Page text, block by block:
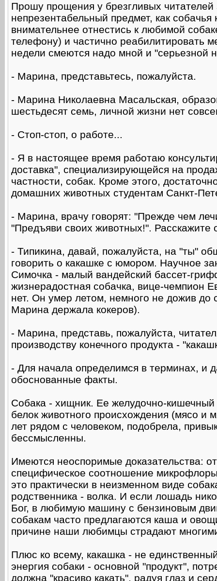
Прошу прощения у брезгливых
непрезентабельный предмет, как
внимательнее отнестись к любимой
телефону) и частично реабилитировать
недели смеются надо мной и "серьезной
- Марина, представьтесь, пожалуйста.
- Марина Николаевна Масальская,
шестьдесят семь, личной жизни нет
- Стоп-стоп, о работе...
- Я в настоящее время работаю
доставка", специализирующейся на
частности, собак. Кроме этого,
домашних животных студентам Санкт-
- Марина, врачу говорят: "Прежде чем
"Предъяви своих животных!". Расскажите
- Типикина, давай, пожалуйста, на "ты"
говорить о какашке с юмором. Научное
Симочка - малый вандейский бассет-
жизнерадостная собачка, вице-чемпион
нет. Он умер летом, немного не дожив до
Марина держала кокеров).
- Марина, представь, пожалуйста,
производству конечного продукта -
- Для начала определимся в терминах, и
обоснованные факты.
Собака - хищник. Ее желудочно-кишечный
белок животного происхождения (мясо и
лет рядом с человеком, подобрела,
бессмысленны.
Имеются неоспоримые доказательства:
специфическое соотношение
это практически в неизменном виде
родственника - волка. И если лошадь
Бог, в любимую машину с бензиновым
собакам часто предлагаются каша и
причине наши любимцы страдают
Плюс ко всему, какашка - не
энергия собаки - основной "продукт",
должна "красиво какать", радуя глаз и